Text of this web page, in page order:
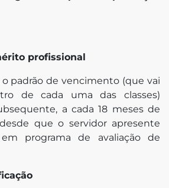
profissional
o padrão de vencimento (que vai
de cada uma das classes)
a cada 18 meses de
que o servidor apresente
programa de avaliação de